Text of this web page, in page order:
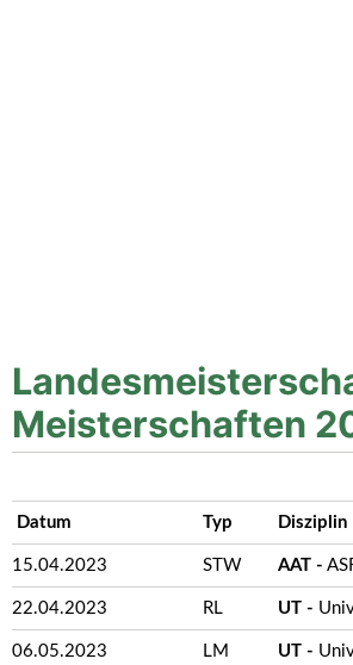
Meisterschaften
Datum Typ Disziplin
15.04.2023 STW AAT -
22.04.2023 RL UT -
06.05.2023 LM UT -